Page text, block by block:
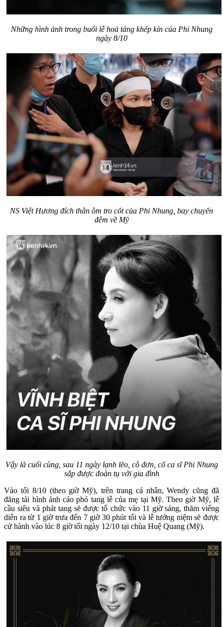
Những hình ảnh trong buổi lễ hoả táng khép kín của Phi Nhung
ngày 8/10
NS Việt Hương đích thân ôm tro cốt của Phi Nhung, bay chuyến
đêm về Mỹ
Vậy là cuối cùng, sau 11 ngày lạnh lẽo, cô đơn, cố ca sĩ Phi Nhung
sắp được đoàn tụ với gia đình
Vào tối 8/10 (theo giờ Mỹ), trên trang cá nhân, Wendy cũng đã
đăng tải hình ảnh cáo phó tang lễ của mẹ tại Mỹ. Theo giờ Mỹ, lễ
cầu siêu và phát tang sẽ được tổ chức vào 11 giờ sáng, thăm viếng
diễn ra từ 1 giờ trưa đến 7 giờ 30 phút tối và lễ tưởng niệm sẽ được
cử hành vào lúc 8 giờ tối ngày 12/10 tại chùa Huệ Quang (Mỹ).